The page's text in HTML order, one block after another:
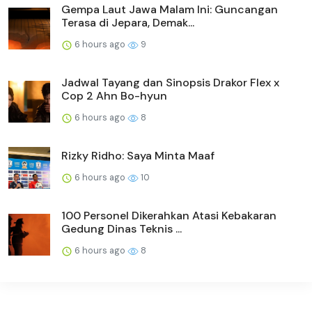
Gempa Laut Jawa Malam Ini: Guncangan
Terasa di Jepara, Demak...
6 hours ago 9
Jadwal Tayang dan Sinopsis Drakor Flex x
Cop 2 Ahn Bo-hyun
6 hours ago 8
Rizky Ridho: Saya Minta Maaf
6 hours ago 10
100 Personel Dikerahkan Atasi Kebakaran
Gedung Dinas Teknis ...
6 hours ago 8